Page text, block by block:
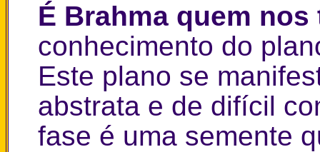
É Brahma quem
conhecimento do
Este plano se
abstrata e de difícil
fase é uma semente